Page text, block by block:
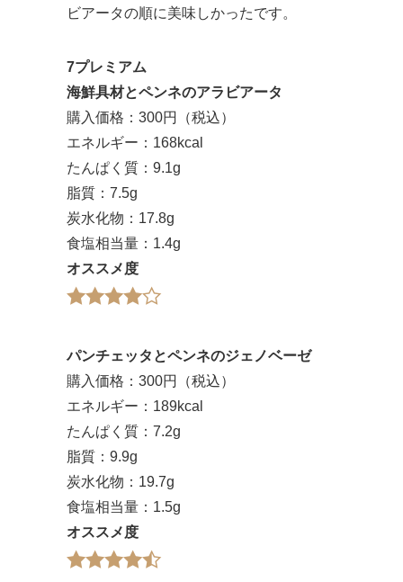
ビアータの順に美味しかったです。
7プレミアム
海鮮具材とペンネのアラビアータ
購入価格：300円（税込）
エネルギー：168kcal
たんぱく質：9.1g
脂質：7.5g
炭水化物：17.8g
食塩相当量：1.4g
オススメ度
パンチェッタとペンネのジェノベーゼ
購入価格：300円（税込）
エネルギー：189kcal
たんぱく質：7.2g
脂質：9.9g
炭水化物：19.7g
食塩相当量：1.5g
オススメ度